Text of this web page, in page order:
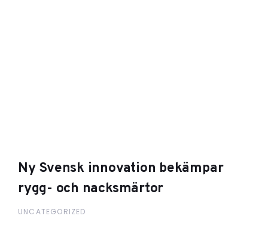
Ny Svensk innovation bekämpar
rygg- och nacksmärtor
UNCATEGORIZED